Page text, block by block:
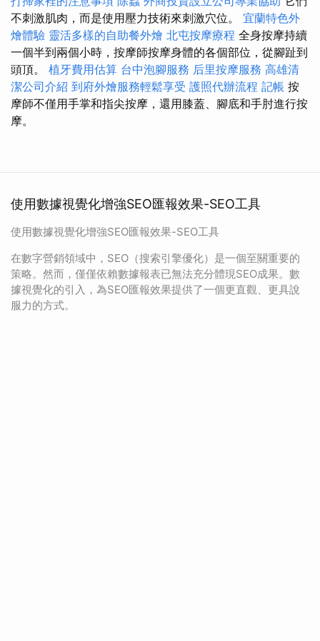
不刺激肌肉，而是使用壓力技術來刺激穴位。 宜蘭特色外
燴體驗 靈活多樣的自助餐外燴 北屯按摩療程 全身按摩持續
一個半到兩個小時，按摩師按摩身體的各個部位，從腳趾到
頭頂。 植牙費用估算 台中泡腳服務 后里按摩服務 高雄清
潔公司介紹 到府外燴服務輕鬆享受 護照代辦流程 記帳 按
摩師不僅用手掌和指尖按摩，還用膝蓋、腳底和手肘進行按
摩。
使用數據視覺化增強SEO匯報效果-SEO工具
使用數據視覺化增強SEO匯報效果-SEO工具
在數字營銷領域中，SEO（搜索引擎優化）是一個至關重要的
策略。然而，僅僅依賴數據報表已無法充分體現SEO成果。數
據視覺化的引入，為SEO匯報效果提供了一個更直觀、更具說
服力的方式。